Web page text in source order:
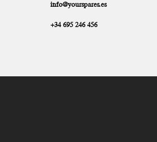
info@yourspares.es
+34 695 246 456